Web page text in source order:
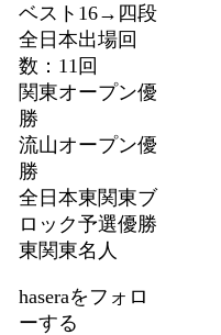
ベスト16→四段
全日本出場回
数：11回
関東オープン優
勝
流山オープン優
勝
全日本東関東ブ
ロック予選優勝
東関東名人
haseraをフォロ
ーする